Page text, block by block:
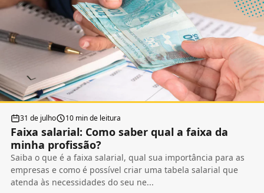
31 de julho 10 min de leitura
Faixa salarial: Como saber qual a faixa da
minha profissão?
Saiba o que é a faixa salarial, qual sua importância para as
empresas e como é possível criar uma tabela salarial que
atenda às necessidades do seu ne...